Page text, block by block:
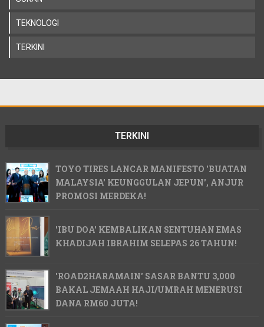
TEKNOLOGI
TERKINI
TERKINI
TOYO TIRES LANCAR MANIFESTO 'BUATAN
MALAYSIA' KEUNGGULAN JEPUN', ANJUR
PROMOSI MERDEKA!
'IBU DOA' KEMBALIKAN SENTUHAN EMAS
KHADIJAH IBRAHIM SELEPAS 26 TAHUN!
'ROAD2HARAMAIN' SASAR BANTU 3,000
BAKAL JEMAAH HAJI/UMRAH MENERUSI
DANA RM60 JUTA!